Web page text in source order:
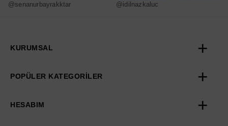
@senanurbayrakktar @idilnazkaluc
KURUMSAL
POPÜLER KATEGORİLER
HESABIM